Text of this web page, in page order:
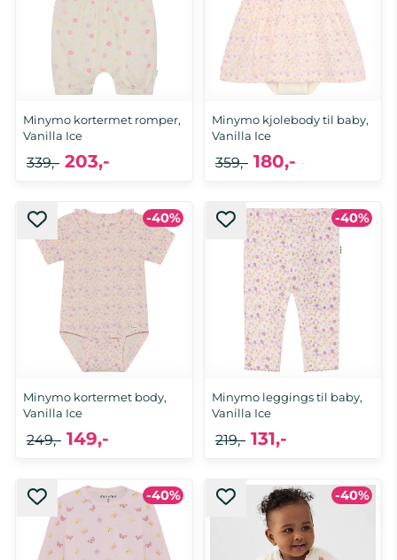
Minymo kortermet romper,
Vanilla Ice
203,-
339,-
Minymo kjolebody til baby,
Vanilla Ice
180,-
359,-
-40%
Minymo kortermet body,
Vanilla Ice
149,-
249,-
-40%
Minymo leggings til baby,
Vanilla Ice
131,-
219,-
-40% -40%